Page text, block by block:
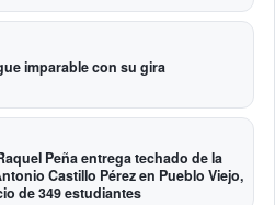
imparable con su gira
Peña entrega techado de la
Castillo Pérez en Pueblo Viejo,
de 349 estudiantes